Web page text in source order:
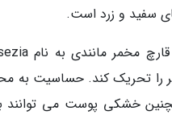
سفید و زرد است.
تحریک کند. حساسیت به
خشکی پوست می توانند